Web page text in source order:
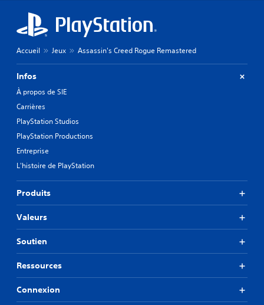
Accueil Jeux Assassin's Creed Rogue Remastered
Infos
À propos de SIE
Carrières
PlayStation Studios
PlayStation Productions
Entreprise
L'histoire de PlayStation
Produits
Valeurs
Soutien
Ressources
Connexion